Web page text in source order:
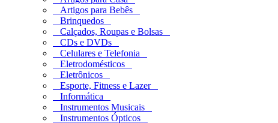
Artigos para Bebês
Brinquedos
Calçados, Roupas e Bolsas
CDs e DVDs
Celulares e Telefonia
Eletrodomésticos
Eletrônicos
Esporte, Fitness e Lazer
Informática
Instrumentos Musicais
Instrumentos Ópticos